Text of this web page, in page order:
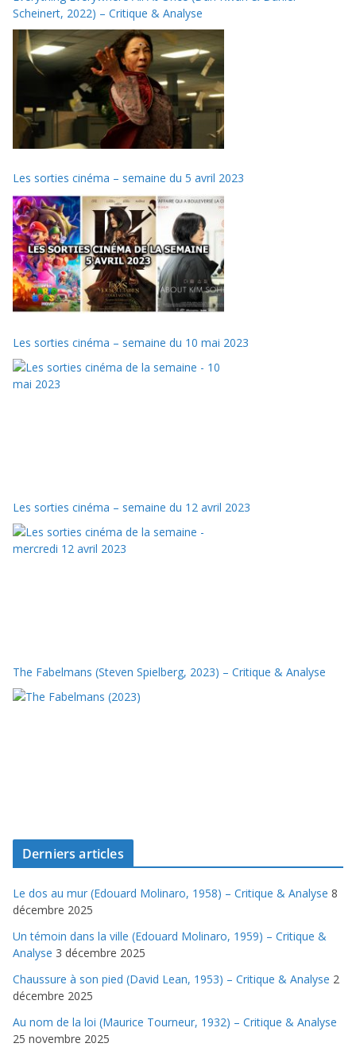
Scheinert, 2022) – Critique & Analyse
Les sorties cinéma – semaine du 5 avril 2023
Les sorties cinéma – semaine du 10 mai 2023
Les sorties cinéma – semaine du 12 avril 2023
The Fabelmans (Steven Spielberg, 2023) – Critique & Analyse
Derniers articles
Le dos au mur (Edouard Molinaro, 1958) – Critique & Analyse 8
décembre 2025
Un témoin dans la ville (Edouard Molinaro, 1959) – Critique &
Analyse 3 décembre 2025
Chaussure à son pied (David Lean, 1953) – Critique & Analyse 2
décembre 2025
Au nom de la loi (Maurice Tourneur, 1932) – Critique & Analyse
25 novembre 2025